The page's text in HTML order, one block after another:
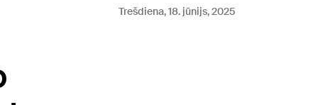
Trešdiena, 18. jūnijs, 2025